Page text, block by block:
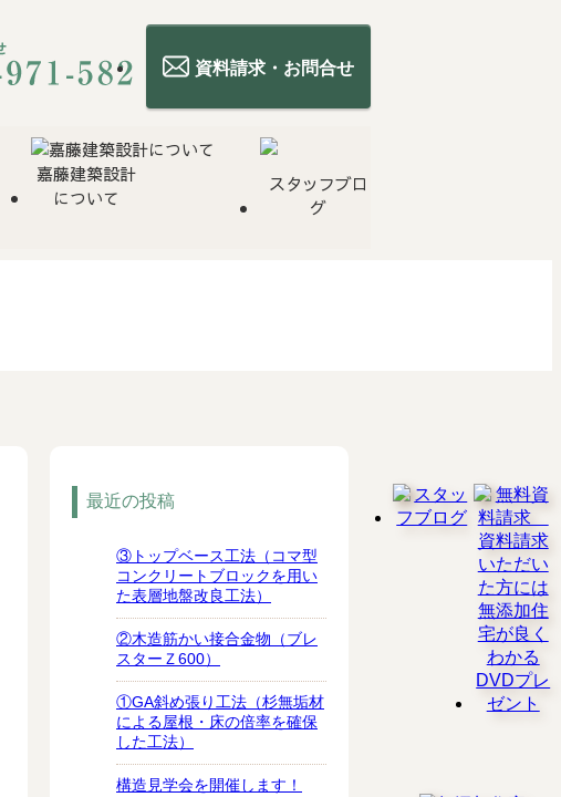
資料請求・お問合せ
嘉藤建築設計
について
スタッフブロ
グ
最近の投稿
③トップベース工法（コマ型
コンクリートブロックを用い
た表層地盤改良工法）
②木造筋かい接合金物（ブレ
スターＺ600）
①GA斜め張り工法（杉無垢材
による屋根・床の倍率を確保
した工法）
構造見学会を開催します！